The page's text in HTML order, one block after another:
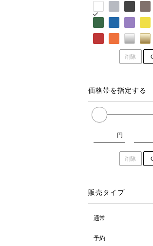
削除
価格帯を指定する
円
削除
販売タイプ
通常
予約